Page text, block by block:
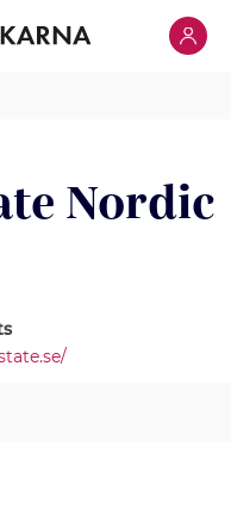
Klicka
Nordic